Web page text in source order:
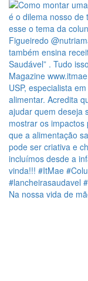
Na nossa vida de